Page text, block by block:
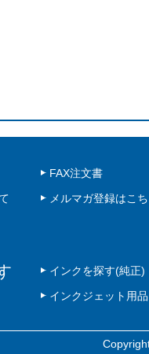
FAX注文書
メルマガ登録はこ
インクを探す(純正)
インクジェット用